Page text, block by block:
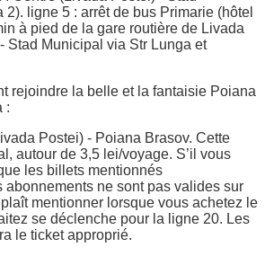
ligne 5 : arrêt de bus Primarie (hôtel
à pied de la gare routière de Livada
Stad Municipal via Str Lunga et
rejoindre la belle et la fantaisie Poiana
:
Postei) - Poiana Brasov. Cette
autour de 3,5 lei/voyage. S’il vous
les billets mentionnés
abonnements ne sont pas valides sur
mentionner lorsque vous achetez le
se déclenche pour la ligne 20. Les
le ticket approprié.